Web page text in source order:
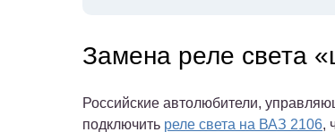
Замена реле света
Российские автолюбители,
подключить реле света на ВАЗ 2106,